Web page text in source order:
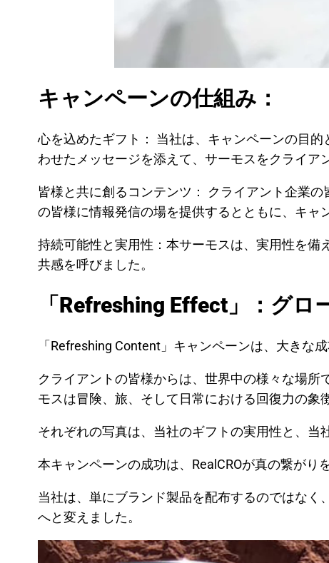
キャンペーンの仕組み：
心を込めたギフト： 当社は、キャンペーンの目
わせたメッセージを添えて、サーモスをクライア
皆様と共に創るコンテンツ： クライアント企業
の皆様に情報発信の場を提供するとともに、キャ
持続可能性と実用性：本サーモスは、実用性を
共感を呼びました。
「Refreshing Effect」：グロ
「Refreshing Content」キャンペーンは、大きな
クライアントの皆様からは、世界中の様々な場
モスは冒険、旅、そして日常における回復力の象
それぞれの写真は、当社のギフトの実用性と、当
本キャンペーンの成功は、RealCROが真の繋がり
当社は、単にブランド製品を配布するのではな
へと変えました。